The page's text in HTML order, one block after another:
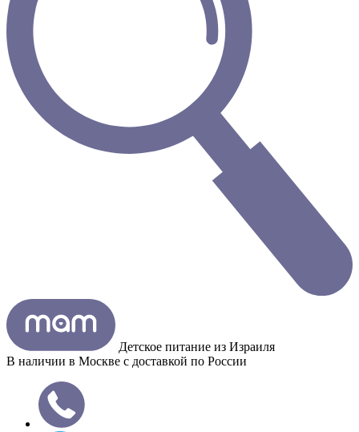
Детское питание из Израиля
В наличии в Москве с доставкой по России